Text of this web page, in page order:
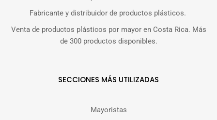
Fabricante y distribuidor de productos plásticos.
Venta de productos plásticos por mayor en Costa Rica. Más
de 300 productos disponibles.
SECCIONES MÁS UTILIZADAS
Mayoristas